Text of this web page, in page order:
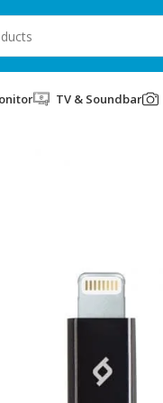
TV & Soundbar